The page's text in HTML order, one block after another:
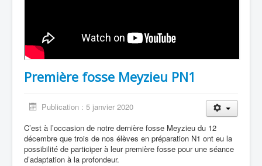
Première fosse Meyzieu PN1
Publication : 5 janvier 2020
C’est à l’occasion de notre dernière fosse Meyzieu du 12
décembre que trois de nos élèves en préparation N1 ont eu la
possibilité de participer à leur première fosse pour une séance
d’adaptation à la profondeur.